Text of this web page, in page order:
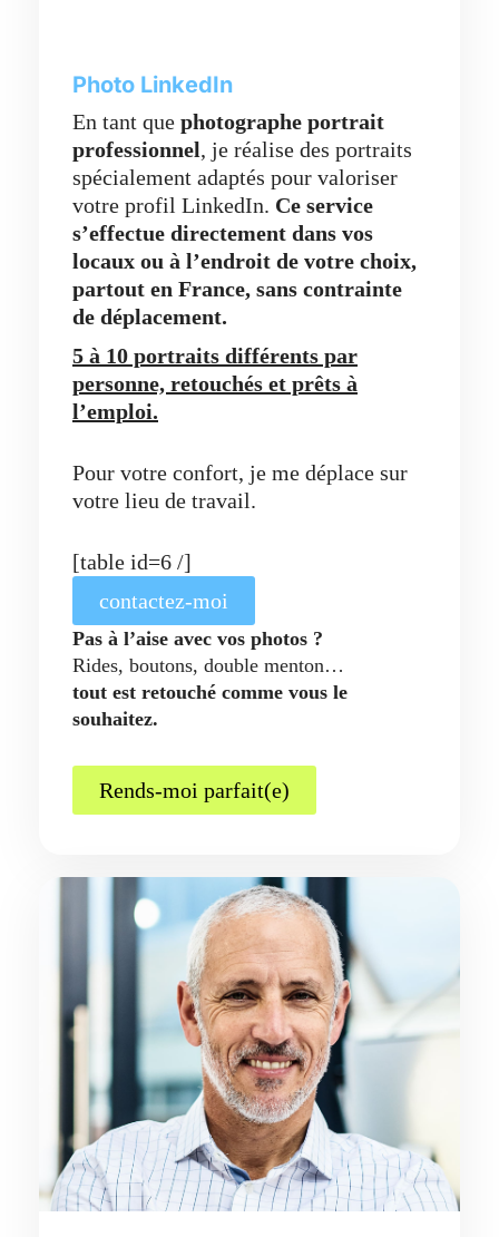
Photo LinkedIn
En tant que photographe portrait
professionnel, je réalise des portraits
spécialement adaptés pour valoriser
votre profil LinkedIn. Ce service
s’effectue directement dans vos
locaux ou à l’endroit de votre choix,
partout en France, sans contrainte
de déplacement.
5 à 10 portraits différents par
personne, retouchés et prêts à
l’emploi.
Pour votre confort, je me déplace sur
votre lieu de travail.
[table id=6 /]
contactez-moi
Pas à l’aise avec vos photos ?
Rides, boutons, double menton…
tout est retouché comme vous le
souhaitez.
Rends-moi parfait(e)